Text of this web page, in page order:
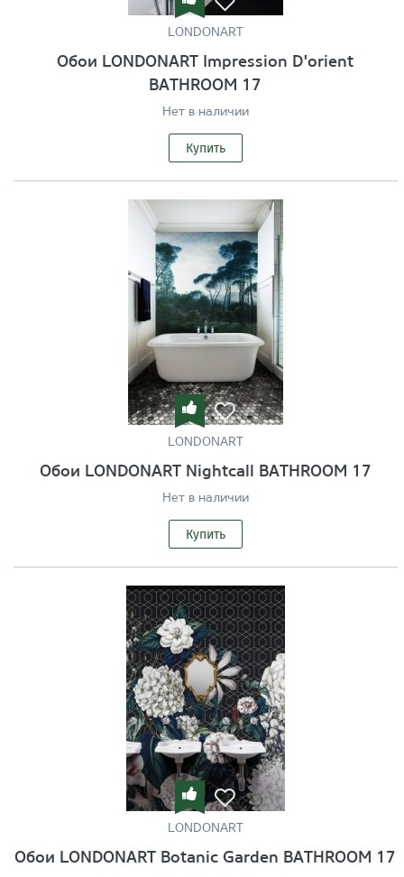
LONDONART
Обои LONDONART Impression D'orient
BATHROOM 17
Нет в наличии
Купить
LONDONART
Обои LONDONART Nightcall BATHROOM 17
Нет в наличии
Купить
LONDONART
Обои LONDONART Botanic Garden BATHROOM 17